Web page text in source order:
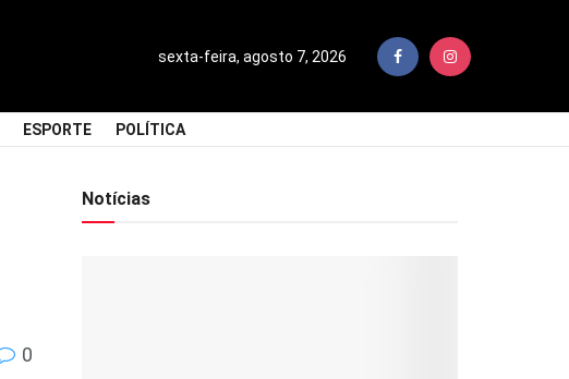
sexta-feira, agosto 7, 2026
ESPORTE POLÍTICA
0
Notícias